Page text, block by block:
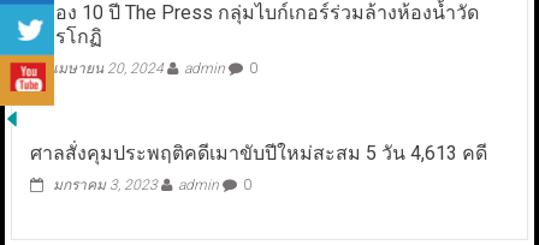
ฉลอง 10 ปี The Press กลุ่มไบก์เกอร์ร่วมล้างห้องน้ำวัด
สมรโกฏิ
เมษายน 20, 2024 admin 0
ศาลสั่งคุมประพฤติคดีเมาขับปีใหม่สะสม 5 วัน 4,613 คดี
มกราคม 3, 2023 admin 0